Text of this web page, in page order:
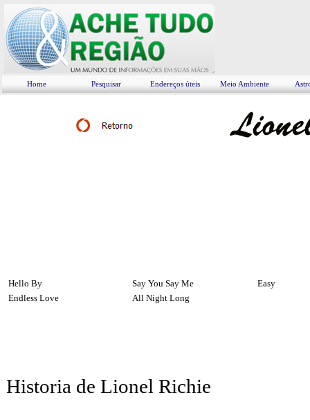
Home Pesquisar Endereços úteis Meio Ambiente
Hello By Say You Say Me
Easy
Endless Love
All Night Long
Historia de Lionel Richie